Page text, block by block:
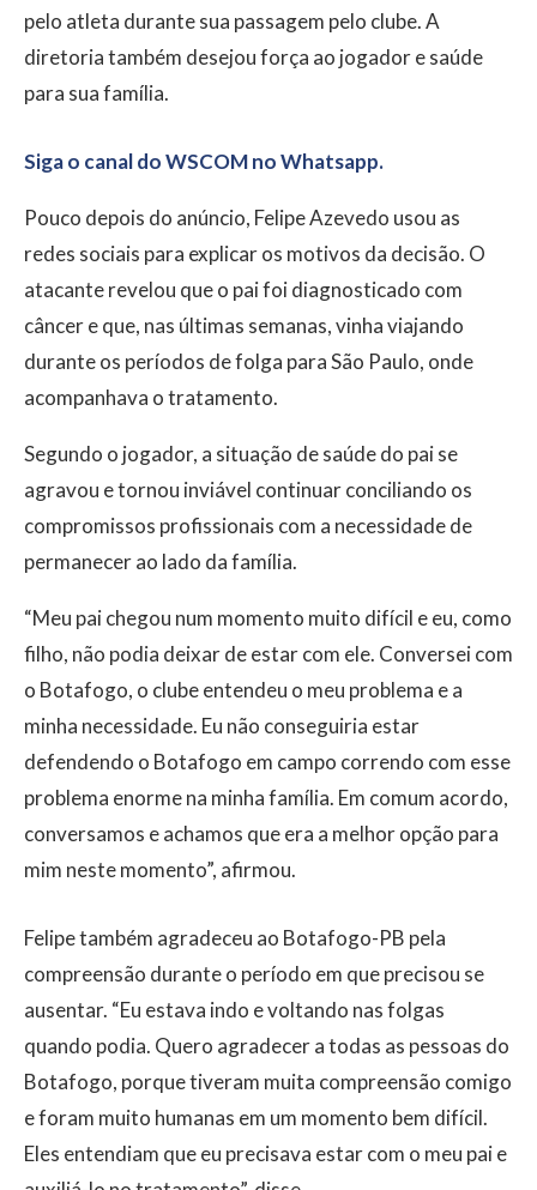
pelo atleta durante sua passagem pelo clube. A
diretoria também desejou força ao jogador e saúde
para sua família.
Siga o canal do WSCOM no Whatsapp.
Pouco depois do anúncio, Felipe Azevedo usou as
redes sociais para explicar os motivos da decisão. O
atacante revelou que o pai foi diagnosticado com
câncer e que, nas últimas semanas, vinha viajando
durante os períodos de folga para São Paulo, onde
acompanhava o tratamento.
Segundo o jogador, a situação de saúde do pai se
agravou e tornou inviável continuar conciliando os
compromissos profissionais com a necessidade de
permanecer ao lado da família.
“Meu pai chegou num momento muito difícil e eu, como
filho, não podia deixar de estar com ele. Conversei com
o Botafogo, o clube entendeu o meu problema e a
minha necessidade. Eu não conseguiria estar
defendendo o Botafogo em campo correndo com esse
problema enorme na minha família. Em comum acordo,
conversamos e achamos que era a melhor opção para
mim neste momento”, afirmou.
Felipe também agradeceu ao Botafogo-PB pela
compreensão durante o período em que precisou se
ausentar. “Eu estava indo e voltando nas folgas
quando podia. Quero agradecer a todas as pessoas do
Botafogo, porque tiveram muita compreensão comigo
e foram muito humanas em um momento bem difícil.
Eles entendiam que eu precisava estar com o meu pai e